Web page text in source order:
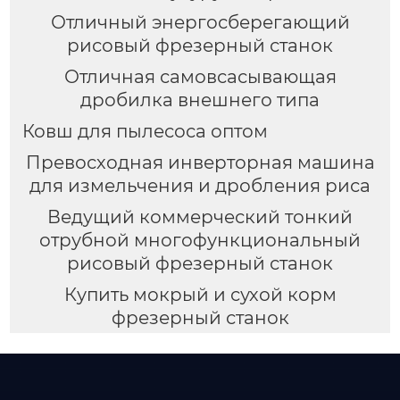
Отличный энергосберегающий
рисовый фрезерный станок
Отличная самовсасывающая
дробилка внешнего типа
Ковш для пылесоса оптом
Превосходная инверторная машина
для измельчения и дробления риса
Ведущий коммерческий тонкий
отрубной многофункциональный
рисовый фрезерный станок
Купить мокрый и сухой корм
фрезерный станок